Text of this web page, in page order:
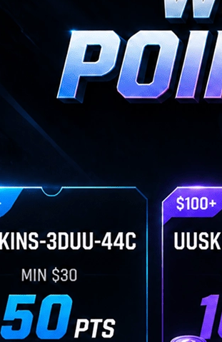
uusimmat ja kattavimmat UUSKINS-
tätä sivua viikoittain
ylimääräisiä lahjapisteitä. Niin kauan kuin
summan, voit käyttää alla olevia
pisteitä ja vaihtaaksesi ne suosikki-CS2-